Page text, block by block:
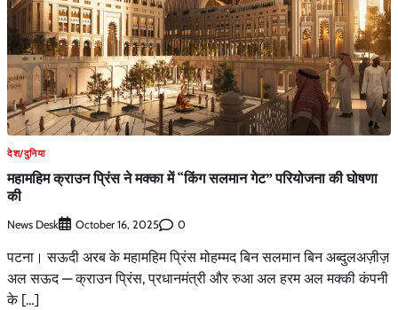
देश/दुनिया
महामहिम क्राउन प्रिंस ने मक्का में “किंग सलमान गेट” परियोजना की घोषणा
की
News Desk October 16, 2025 0
पटना। सऊदी अरब के महामहिम प्रिंस मोहम्मद बिन सलमान बिन अब्दुलअज़ीज़
अल सऊद — क्राउन प्रिंस, प्रधानमंत्री और रुआ अल हरम अल मक्की कंपनी
के […]